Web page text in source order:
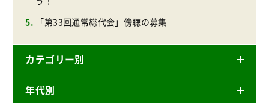
「第33回通常総代会」傍聴の募集
カテゴリー別
ニュースリリース
年代別